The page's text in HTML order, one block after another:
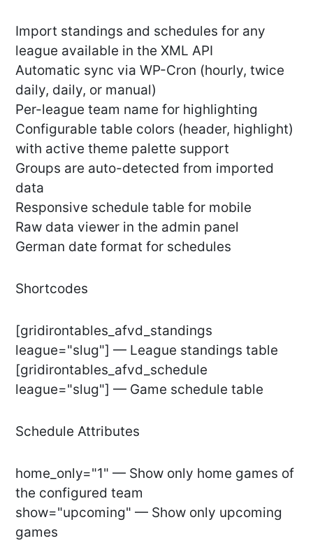
Import standings and schedules for any
league available in the XML API
Automatic sync via WP-Cron (hourly, twice
daily, daily, or manual)
Per-league team name for highlighting
Configurable table colors (header, highlight)
with active theme palette support
Groups are auto-detected from imported
data
Responsive schedule table for mobile
Raw data viewer in the admin panel
German date format for schedules
Shortcodes
[gridirontables_afvd_standings
league="slug"] — League standings table
[gridirontables_afvd_schedule
league="slug"] — Game schedule table
Schedule Attributes
home_only="1" — Show only home games of
the configured team
show="upcoming" — Show only upcoming
games